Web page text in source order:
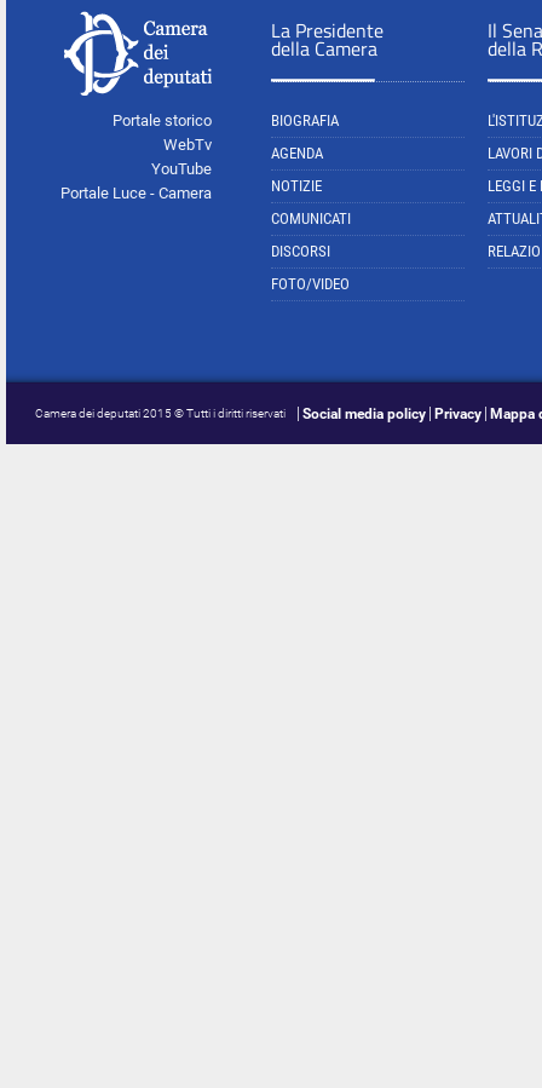
Portale storico
WebTv
YouTube
Portale Luce - Camera
La Presidente
della Camera
BIOGRAFIA
AGENDA
NOTIZIE
COMUNICATI
DISCORSI
FOTO/VIDEO
Il
della
LAVORI
LEGGI E
Camera dei deputati 2015 © Tutti i diritti riservati Social media policy Privacy Mappa